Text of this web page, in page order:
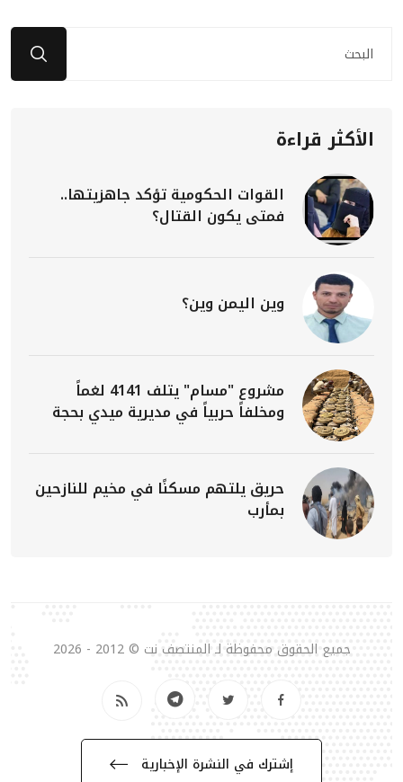
الأكثر قراءة
القوات الحكومية تؤكد جاهزيتها..
فمتى يكون القتال؟
وين اليمن وين؟
مشروع "مسام" يتلف 4141 لغماً
ومخلفاً حربياً في مديرية ميدي بحجة
حريق يلتهم مسكنًا في مخيم للنازحين
بمأرب
جميع الحقوق محفوظة لـ المنتصف نت © 2012 - 2026
إشترك في النشرة الإخبارية